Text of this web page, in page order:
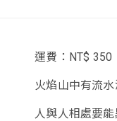
運費：NT$ 350
火焰山中有流
人與人相處要